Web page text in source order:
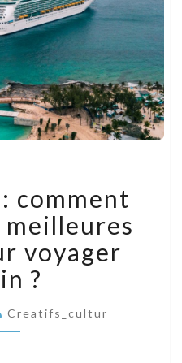
COMMENT
TROUVER
MEILLEURES
OFFRES
POUR
VOYAGER
MALIN
comment
voyager
?
Creatifs_cultur